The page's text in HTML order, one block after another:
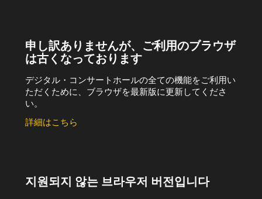
申し訳ありませんが、ご利用のブラウザ
は古くなっております
デジタル・コンサートホールの全ての機能をご利用い
ただくために、ブラウザを最新版に更新してくださ
い。
詳細はこちら
지원되지 않는 브라우저 버전입니다